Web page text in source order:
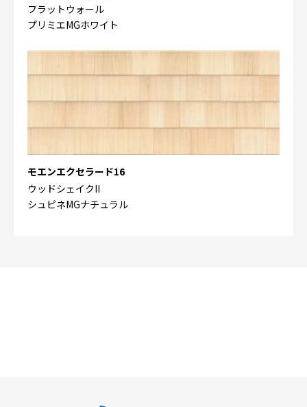
フラットウォール
プリミエMGホワイト
モエンエクセラード16
ウッドシェイクII
シュピネMGナチュラル